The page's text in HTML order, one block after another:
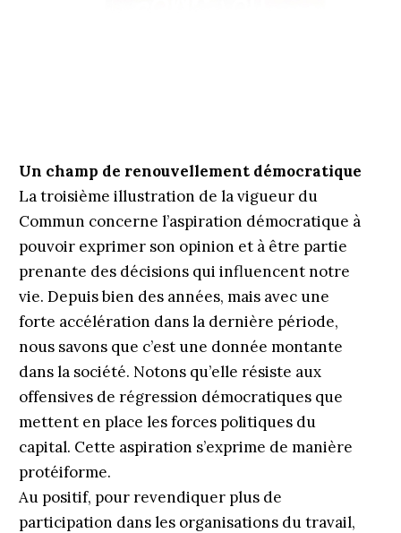
Un champ de renouvellement démocratique
La troisième illustration de la vigueur du
Commun concerne l’aspiration démocratique à
pouvoir exprimer son opinion et à être partie
prenante des décisions qui influencent notre
vie. Depuis bien des années, mais avec une
forte accélération dans la dernière période,
nous savons que c’est une donnée montante
dans la société. Notons qu’elle résiste aux
offensives de régression démocratiques que
mettent en place les forces politiques du
capital. Cette aspiration s’exprime de manière
protéiforme.
Au positif, pour revendiquer plus de
participation dans les organisations du travail,